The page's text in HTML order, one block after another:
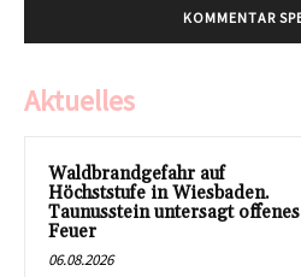
Aktuelles
Waldbrandgefahr auf
Höchststufe in Wiesbaden.
Taunusstein untersagt offenes
Feuer
06.08.2026